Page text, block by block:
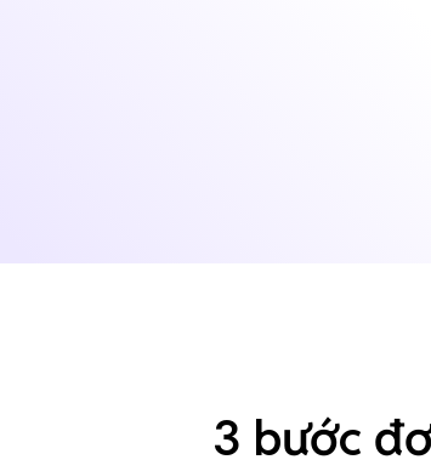
3 bước